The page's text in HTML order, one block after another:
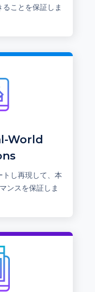
ことを保証しま
World
し再現して、本
ンスを保証しま